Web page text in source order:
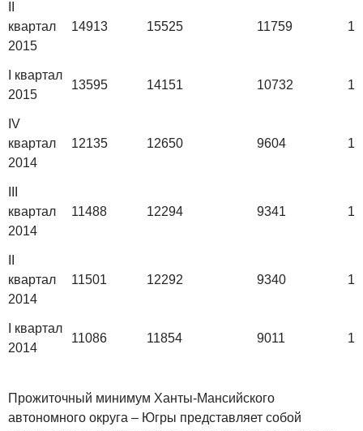
квартал
2015
14913 15525 11759
I квартал
2015
13595 14151 10732
IV
квартал
2014
12135 12650 9604
квартал
2014
11488 12294 9341
квартал
2014
11501 12292 9340
I квартал
2014
11086 11854 9011
Прожиточный минимум Ханты-Мансийского
автономного округа – Югры представляет собой